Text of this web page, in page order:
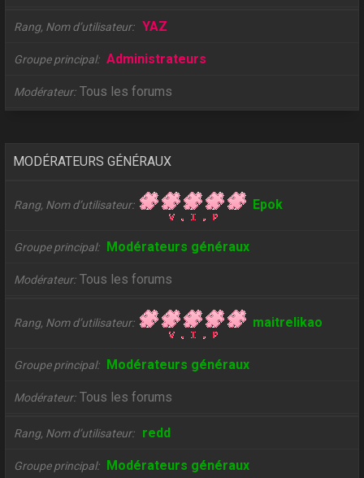
Rang, Nom d’utilisateur YAZ
Groupe principal Administrateurs
Modérateur Tous les forums
MODÉRATEURS GÉNÉRAUX
Rang, Nom d’utilisateur Epok
Groupe principal Modérateurs généraux
Modérateur Tous les forums
Rang, Nom d’utilisateur maitrelikao
Groupe principal Modérateurs généraux
Modérateur Tous les forums
Rang, Nom d’utilisateur redd
Groupe principal Modérateurs généraux